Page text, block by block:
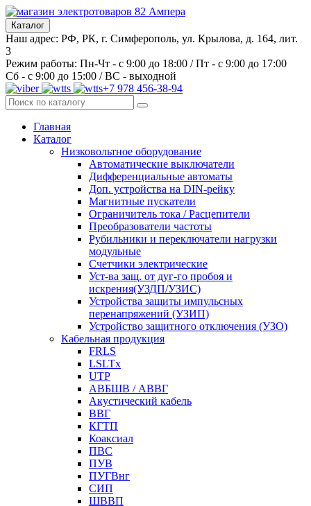
Каталог
Наш адрес: РФ, РК, г. Симферополь, ул. Крылова, д. 164, лит.
3
Режим работы: Пн-Чт - с 9:00 до 18:00 / Пт - с 9:00 до 17:00
Сб - с 9:00 до 15:00 / ВС - выходной
+7 978 456-38-94
Главная
Каталог
Низковольтное оборудование
Автоматические выключатели
Дифференциальные автоматы
Доп. устройства на DIN-рейку
Магнитные пускатели
Ограничитель тока / Расцепители
Преобразователи частоты
Рубильники и переключатели нагрузки
модульные
Счетчики электрические
Уст-ва защ. от дуг-го пробоя и
искрения(УЗДП/УЗИС)
Устройства защиты импульсных
перенапряжений (УЗИП)
Устройство защитного отключения (УЗО)
Кабельная продукция
FRLS
LSLTx
UTP
АВБШВ / АВВГ
Акустический кабель
ВВГ
КГТП
Коаксиал
ПВС
ПУВ
ПУГВнг
СИП
ШВВП